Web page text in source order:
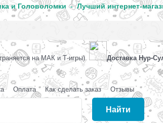
и Головоломки - Лучший интернет-
на МАК и Т-игры) Доставка Нур-
Оплата Как сделать заказ Отзывы
Найти